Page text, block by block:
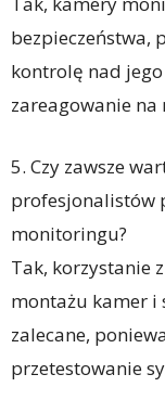
bezpieczeństwa,
kontrolę nad
zareagowanie na
5. Czy zawsze
profesjonalistów
monitoringu?
Tak, korzystanie
montażu kamer
zalecane,
przetestowanie